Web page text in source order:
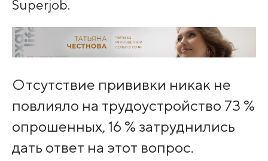
Superjob.
Отсутствие прививки никак не
повлияло на трудоустройство 73 %
опрошенных, 16 % затруднились
дать ответ на этот вопрос.